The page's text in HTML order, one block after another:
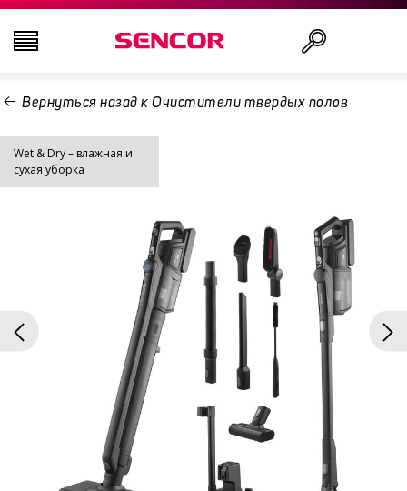
ТЕЛЕВИЗОРЫ
АУДИО-ВИДЕО
БЫТОВАЯ ТЕХНИКА
ТОВАРЫ ДЛЯ ЗДОРОВЬЯ И КРАСОТЫ
ОФИС И КАБЕЛИ
Вернуться назад к Очистители твердых полов
Wet & Dry – влажная и
сухая уборка